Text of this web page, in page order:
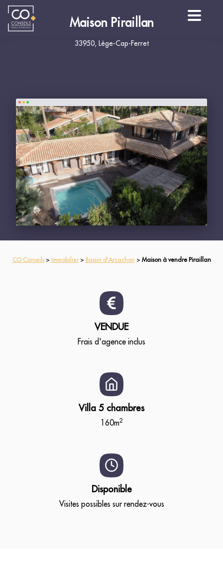
Maison Piraillan
33950, Lège-Cap-Ferret
CO Conseils> Immobilier> Bassin d'Arcachon > Maison à vendre Piraillan
VENDUE
Frais d'agence inclus
Villa 5 chambres
160m2
Disponible
Visites possibles sur rendez-vous